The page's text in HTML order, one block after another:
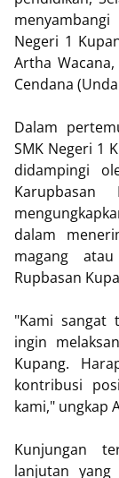
Negeri 1
Artha
Cendana
Dalam
SMK Negeri 1
didampingi
dalam
magang
Rupbasan
"Kami sangat
ingin
Kupang.
kontribusi
kami," ungkap
Kunjungan
lanjutan